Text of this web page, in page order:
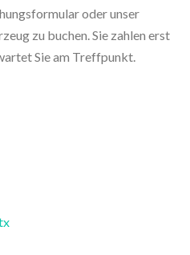
oder unser
zu buchen. Sie zahlen erst
Sie am Treffpunkt.